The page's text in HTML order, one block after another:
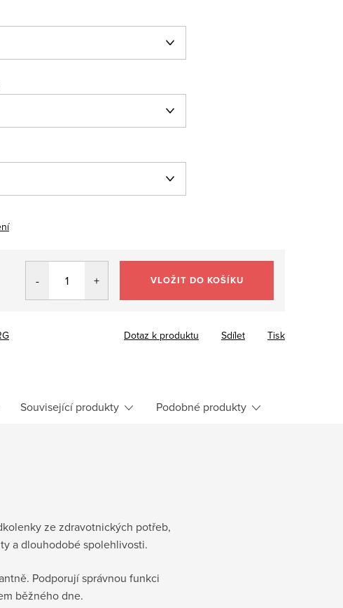
VLOŽIT DO KOŠÍKU
Tisk
Dotaz k produktu Sdílet
Související produkty Podobné produkty
ze zdravotnických potřeb,
a dlouhodobé spolehlivosti.
Podporují správnou funkci
běžného dne.